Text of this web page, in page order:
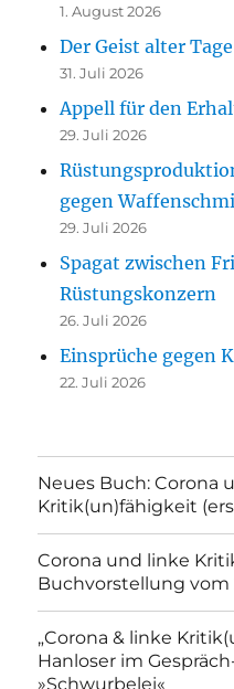
1. August 2026
Der Geist alter Tage
31. Juli 2026
Appell für den
29. Juli 2026
gegen
29. Juli 2026
Spagat zwischen
Rüstungskonzern
26. Juli 2026
Einsprüche gegen
22. Juli 2026
Neues Buch: Corona
Kritik(un)fähigkeit
Corona und linke
Buchvorstellung vom
„Corona & linke
Hanloser im
»Schwurbelei«